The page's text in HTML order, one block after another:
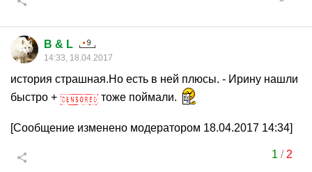
B & L
14:33, 18.04.2017
история страшная.Но есть в ней плюсы. - Ирину нашли
быстро +
тоже поймали.
[Сообщение изменено модератором 18.04.2017 14:34]
1 / 2